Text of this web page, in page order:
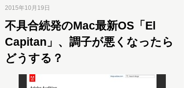
2015年10月19日
不具合続発のMac最新OS「El
Capitan」、調子が悪くなったら
どうする？